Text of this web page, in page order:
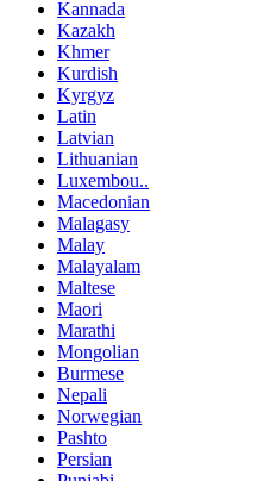
Kannada
Kazakh
Khmer
Kurdish
Kyrgyz
Latin
Latvian
Lithuanian
Luxembou..
Macedonian
Malagasy
Malay
Malayalam
Maltese
Maori
Marathi
Mongolian
Burmese
Nepali
Norwegian
Pashto
Persian